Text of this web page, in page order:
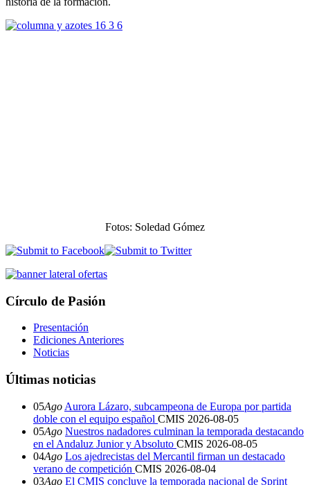
Fotos: Soledad Gómez
Círculo de Pasión
Presentación
Ediciones Anteriores
Noticias
Últimas noticias
05Ago Aurora Lázaro, subcampeona de Europa por partida
doble con el equipo español CMIS 2026-08-05
05Ago Nuestros nadadores culminan la temporada destacando
en el Andaluz Junior y Absoluto CMIS 2026-08-05
04Ago Los ajedrecistas del Mercantil firman un destacado
verano de competición CMIS 2026-08-04
03Ago El CMIS concluye la temporada nacional de Sprint